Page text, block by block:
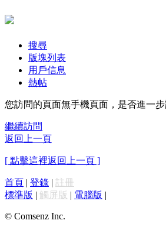
搜尋
版塊列表
用戶信息
熱帖
您訪問的頁面無手機頁面，是否進一步
繼續訪問
返回上一頁
[ 點擊這裡返回上一頁 ]
首頁 | 登錄 | 註冊
標準版 | 觸屏版 | 電腦版 |
© Comsenz Inc.